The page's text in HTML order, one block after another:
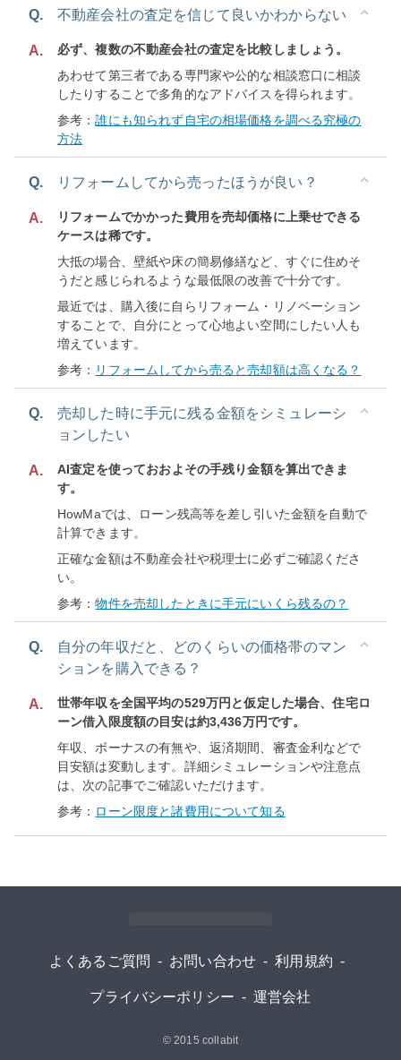
Q. 不動産会社の査定を信じて良いかわからない
A.
必ず、複数の不動産会社の査定を比較しましょう。
あわせて第三者である専門家や公的な相談窓口に相談
したりすることで多角的なアドバイスを得られます。
参考：誰にも知られず自宅の相場価格を調べる究極の
方法
Q. リフォームしてから売ったほうが良い？
A.
リフォームでかかった費用を売却価格に上乗せできる
ケースは稀です。
大抵の場合、壁紙や床の簡易修繕など、すぐに住めそ
うだと感じられるような最低限の改善で十分です。
最近では、購入後に自らリフォーム・リノベーション
することで、自分にとって心地よい空間にしたい人も
増えています。
参考： リフォームしてから売ると売却額は高くなる？
Q.
売却した時に手元に残る金額をシミュレーシ
ョンしたい
A.
AI査定を使っておおよその手残り金額を算出できま
す。
HowMaでは、ローン残高等を差し引いた金額を自動で
計算できます。
正確な金額は不動産会社や税理士に必ずご確認くださ
い。
参考：物件を売却したときに手元にいくら残るの？
Q.
自分の年収だと、どのくらいの価格帯のマン
ションを購入できる？
A.
世帯年収を全国平均の529万円と仮定した場合、住宅ロ
ーン借入限度額の目安は約3,436万円です。
年収、ボーナスの有無や、返済期間、審査金利などで
目安額は変動します。詳細シミュレーションや注意点
は、次の記事でご確認いただけます。
参考： ローン限度と諸費用について知る
よくあるご質問 - お問い合わせ - 利用規約 -
プライバシーポリシー - 運営会社
© 2015 collabit